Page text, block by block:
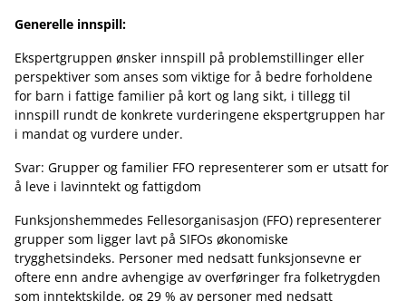
Generelle innspill:
Ekspertgruppen ønsker innspill på problemstillinger eller
perspektiver som anses som viktige for å bedre forholdene
for barn i fattige familier på kort og lang sikt, i tillegg til
innspill rundt de konkrete vurderingene ekspertgruppen har
i mandat og vurdere under.
Svar: Grupper og familier FFO representerer som er utsatt for
å leve i lavinntekt og fattigdom
Funksjonshemmedes Fellesorganisasjon (FFO) representerer
grupper som ligger lavt på SIFOs økonomiske
trygghetsindeks. Personer med nedsatt funksjonsevne er
oftere enn andre avhengige av overføringer fra folketrygden
som inntektskilde, og 29 % av personer med nedsatt